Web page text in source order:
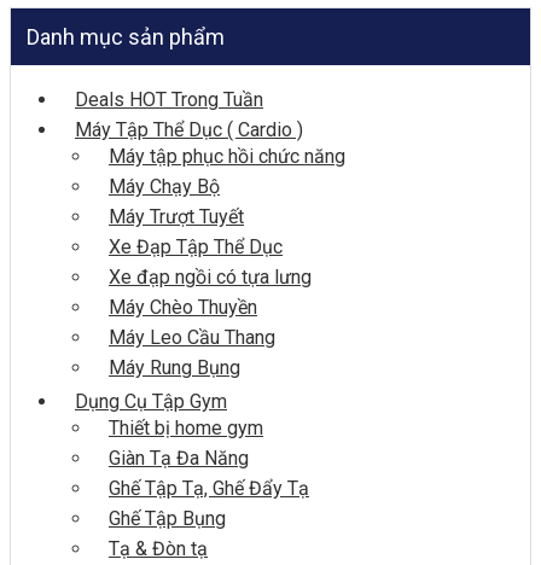
Danh mục sản phẩm
Deals HOT Trong Tuần
Máy Tập Thể Dục ( Cardio )
Máy tập phục hồi chức năng
Máy Chạy Bộ
Máy Trượt Tuyết
Xe Đạp Tập Thể Dục
Xe đạp ngồi có tựa lưng
Máy Chèo Thuyền
Máy Leo Cầu Thang
Máy Rung Bụng
Dụng Cụ Tập Gym
Thiết bị home gym
Giàn Tạ Đa Năng
Ghế Tập Tạ, Ghế Đẩy Tạ
Ghế Tập Bụng
Tạ & Đòn tạ